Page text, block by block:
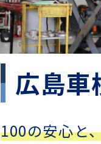
広島車
100の安心と